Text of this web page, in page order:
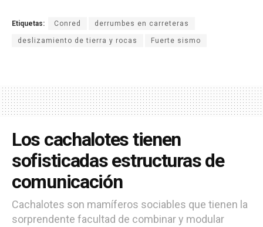
Etiquetas: Conred derrumbes en carreteras
deslizamiento de tierra y rocas Fuerte sismo
Los cachalotes tienen
sofisticadas estructuras de
comunicación
Cachalotes son mamíferos sociables que tienen la
sorprendente facultad de combinar y modular